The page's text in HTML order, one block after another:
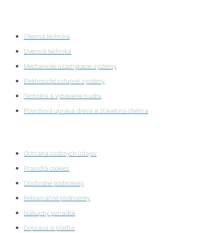
Okenná technika
Dverová technika
Mechanické uzamykacie systémy
Elektronické vstupné systémy
Technika a vybavenie budov
Povrchová úprava dreva a stavebná chémia
Ochrana osobných údajov
Pravidlá cookies
Obchodné podmienky
Reklamačné podmienky
Nákupný poriadok
Doprava a platba